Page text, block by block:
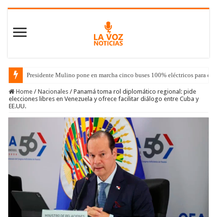
Presidente Mulino pone en marcha cinco buses 100% eléctricos para el
Home / Nacionales / Panamá toma rol diplomático regional: pide
elecciones libres en Venezuela y ofrece facilitar diálogo entre Cuba y
EE.UU.